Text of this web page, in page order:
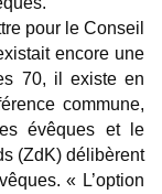
pour le Conseil
encore une
70, il existe en
commune,
évêques et le
(ZdK) délibèrent
« L’option